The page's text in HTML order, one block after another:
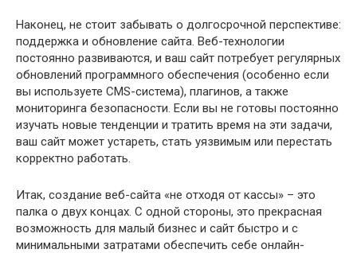
Наконец, не стоит забывать о долгосрочной перспективе:
поддержка и обновление сайта. Веб-технологии
постоянно развиваются, и ваш сайт потребует регулярных
обновлений программного обеспечения (особенно если
вы используете CMS-система), плагинов, а также
мониторинга безопасности. Если вы не готовы постоянно
изучать новые тенденции и тратить время на эти задачи,
ваш сайт может устареть, стать уязвимым или перестать
корректно работать.
Итак, создание веб-сайта «не отходя от кассы» – это
палка о двух концах. С одной стороны, это прекрасная
возможность для малый бизнес и сайт быстро и с
минимальными затратами обеспечить себе онлайн-